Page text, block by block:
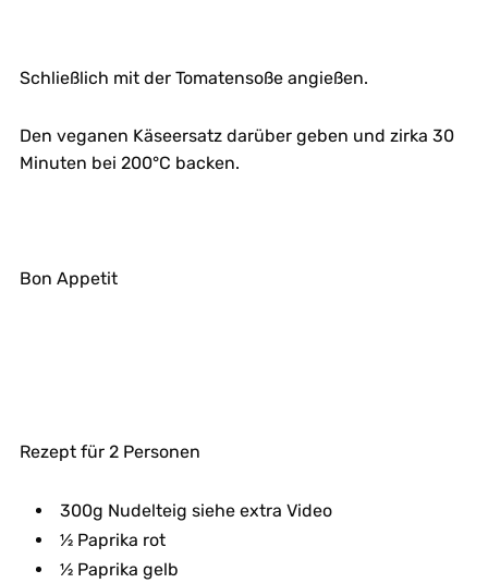
Schließlich mit der Tomatensoße angießen.
Den veganen Käseersatz darüber geben und zirka 30
Minuten bei 200°C backen.
Bon Appetit
Rezept für 2 Personen
300g Nudelteig siehe extra Video
½ Paprika rot
½ Paprika gelb